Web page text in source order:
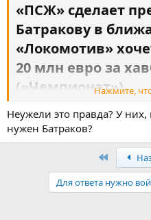
«ПСЖ» сделает
Батракову в
«Локомотив»
20 млн евро за
(«Чемпионат»)​
«ПСЖ» в скором времени
Батракова.
«ПСЖ» планирует в
предложение по трансферу
, сообщает
источник, знакомый с
Московский клуб намерен
Нажмите,
Неужели это правда? У
нужен Батраков?
Первый
Для ответа нужно